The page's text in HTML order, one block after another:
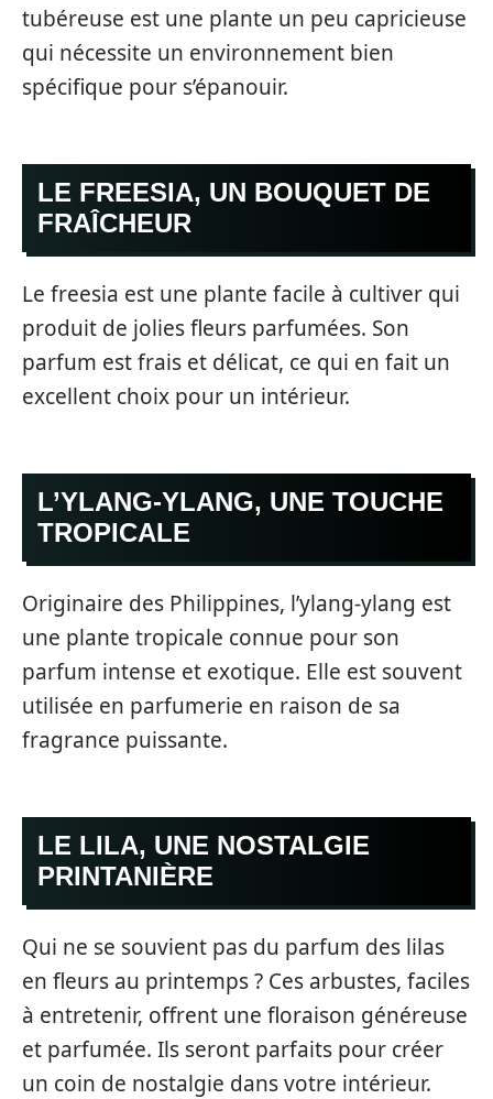
tubéreuse est une plante un peu capricieuse
qui nécessite un environnement bien
spécifique pour s’épanouir.
LE FREESIA, UN BOUQUET DE
FRAÎCHEUR
Le freesia est une plante facile à cultiver qui
produit de jolies fleurs parfumées. Son
parfum est frais et délicat, ce qui en fait un
excellent choix pour un intérieur.
L’YLANG-YLANG, UNE TOUCHE
TROPICALE
Originaire des Philippines, l’ylang-ylang est
une plante tropicale connue pour son
parfum intense et exotique. Elle est souvent
utilisée en parfumerie en raison de sa
fragrance puissante.
LE LILA, UNE NOSTALGIE
PRINTANIÈRE
Qui ne se souvient pas du parfum des lilas
en fleurs au printemps ? Ces arbustes, faciles
à entretenir, offrent une floraison généreuse
et parfumée. Ils seront parfaits pour créer
un coin de nostalgie dans votre intérieur.